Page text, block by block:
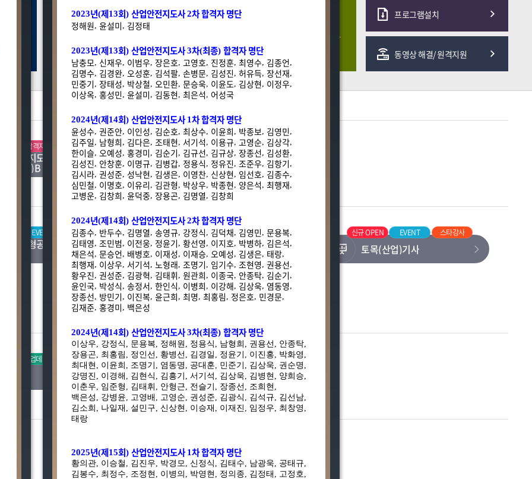
(보건)지도사 3차
NEW 전체님 합격수기
프로그램설치
동영상 해결/ 원격지원
산업안전지도사
산업안전지도사
(건설안전)B
합격자증가 스타강사
기사
측량및지형공간정보(산업)
EVENT 스타강사
자동차정비산업기사
신규 OPEN EVENT 스타강사
토목(산업)기사
신규 OPEN EVENT 스타강사
기초공학
업데이트 특별할인
기능사
2023년(제13회) 산업안전지도사2차 합격자 명단
정해원 , 윤설미 , 김정태
2023년(제13회) 산업안전지도사3차(최종) 합격자 명단
남충모, 신재우, 이범우, 장은호, 고영호, 진정훈, 최영수, 김종언 ,
김명수, 김경완, 오성훈, 김석팔, 손병문, 김성진 , 허유득, 장선재,
민중기 , 장태성 , 박상철 , 오민환, 문승욱, 이윤도, 김상현 , 이정우,
이상옥, 홍성민 , 윤설미 , 김동현 , 최은석 , 어성국
2024년(제14회) 산업안전지도사1차 합격자 명단
윤성수, 권준안, 이인성 , 김순호, 최상수, 이윤희 , 박종보, 김영민 ,
김주일 , 남형희 , 김다은, 조태현 , 서기석 , 이용규, 고영순, 김상각,
한이슬, 오예성 , 홍경미 , 김순기 , 김규선 , 김규상, 장종선 , 김성환,
김성진 , 안창훈, 이명규, 김병갑, 정용식 , 정유진 , 조준우, 김항기 ,
김시라, 권성준, 성낙현 , 김생은, 이영찬, 신상현 , 임선호, 김종수,
심민철 , 이명호, 이유리 , 김관형 , 박상우, 박종현 , 양은석 , 최행재,
고병운, 김창희 , 윤덕중, 장용곤, 김명열 , 김창희
2024년(제14회) 산업안전지도사2차 합격자 명단
김종수, 반두수, 김명열 , 송영규, 강정식 , 김덕채, 김영민 , 문용복,
김태영 , 조민범 , 이전웅, 정윤기 , 황선영 , 이지호, 박병하, 김은석 ,
채은석 , 문승언 , 배병호, 이재성 , 이재승, 오예성 , 김생은, 태랑,
최행재, 이상우, 서기석 , 노형래, 조명기 , 임기수, 조현영 , 권용선 ,
황우진 , 권성준, 김광혁 , 김태휘 , 원관희 , 이종국, 안종탁, 김순기 ,
윤인국, 박성식 , 송정서 , 한인식 , 이병희 , 이강해, 김상욱, 염동영 ,
장종선 , 방민기 , 이진복, 윤근희 , 최명 , 최홍림 , 정은호, 민경문,
김재준, 홍경미 , 백은성
2024년(제14회) 산업안전지도사3차(최종) 합격자 명단
이상우, 강정식 , 문용복, 정해원 , 정용식 , 남형희 , 권용선 , 안종탁,
장용곤, 최홍림 , 정인선 , 황병선 , 김경일 , 정윤기 , 이진홍, 박화영 ,
최대현 , 이윤희 , 조명기 , 염동명 , 공대훈, 민준기 , 김상욱, 권순명 ,
강명진 , 이경해 , 김현식 , 김흥기 , 서기석 , 김상욱, 김병현 , 양희승,
이춘우, 임준형 , 김태휘 , 안형근, 전슬기 , 장종선 , 조희현 ,
백은성, 강병윤, 고영배, 고영순, 권성준, 김광식, 김석규, 김선남,
김소희, 나일재, 설민구, 신상현, 이승재, 이재진, 임정우, 최창영,
태랑
2025년(제15회) 산업안전지도사1차 합격자 명단
황의관, 이승철 , 김진우, 박경모, 신정식 , 김태수, 남광욱, 공태규,
김봉수, 최정수, 조정현 , 이병의 , 박영현 , 정의종, 김정태, 고정호,